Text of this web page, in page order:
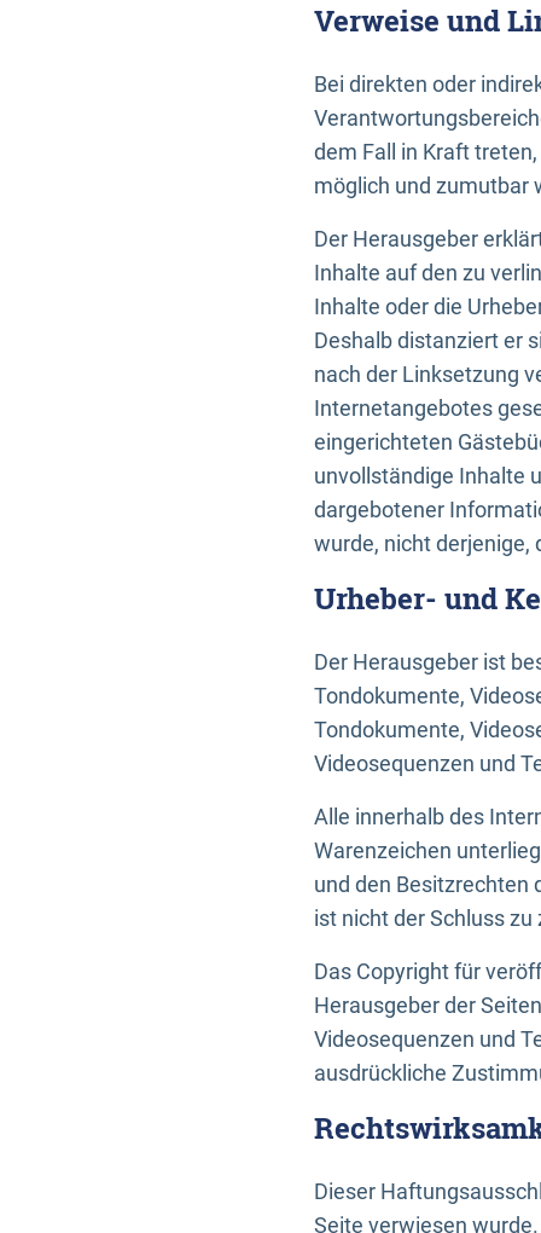
Verweise und
Bei direkten oder
dem Fall in Kraft
möglich und zumutbar
Der Herausgeber
Inhalte auf den zu
Inhalte oder die
Deshalb distanziert er
nach der Linksetzung
Internetangebotes
eingerichteten
unvollständige Inhalte
dargebotener
wurde, nicht derjenige,
Urheber- und
Der Herausgeber ist
Tondokumente,
Tondokumente,
Videosequenzen und
Alle innerhalb des
Warenzeichen
und den Besitzrechten
ist nicht der Schluss
Das Copyright für
Herausgeber der
Videosequenzen und
ausdrückliche
Dieser
Seite verwiesen